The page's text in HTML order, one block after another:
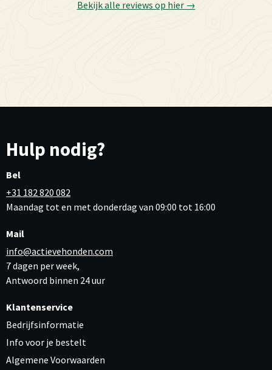
Bekijk alle reviews op hier →
Hulp nodig?
Bel
+31 182 820 082
Maandag tot en met donderdag van 09:00 tot 16:00
Mail
info@actievehonden.com
7 dagen per week,
Antwoord binnen 24 uur
Klantenservice
Bedrijfsinformatie
Info voor je bestelt
Algemene Voorwaarden